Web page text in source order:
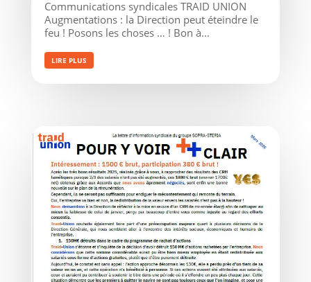
Communications syndicales TRAID UNION
Augmentations : la Direction peut éteindre le
feu ! Posons les choses … ! Bon à...
LIRE PLUS